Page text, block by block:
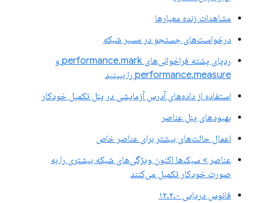
مشاهدات زنده معیارها
درخواست‌های جستجو در مسیر شبکه
ردپای پشته فراخوانی‌های performance.mark و
performance.measure را ببینید
استفاده از داده‌های آدرس آزمایشی در پنل تکمیل خودکار
بهبودهای پنل عناصر
اعمال حالت‌های بیشتر برای عناصر خاص
عناصر > سبک‌ها اکنون ویژگی‌های شبکه بیشتری را به
صورت خودکار تکمیل می‌کنند
فانوس دریایی ۱۲.۲.۰